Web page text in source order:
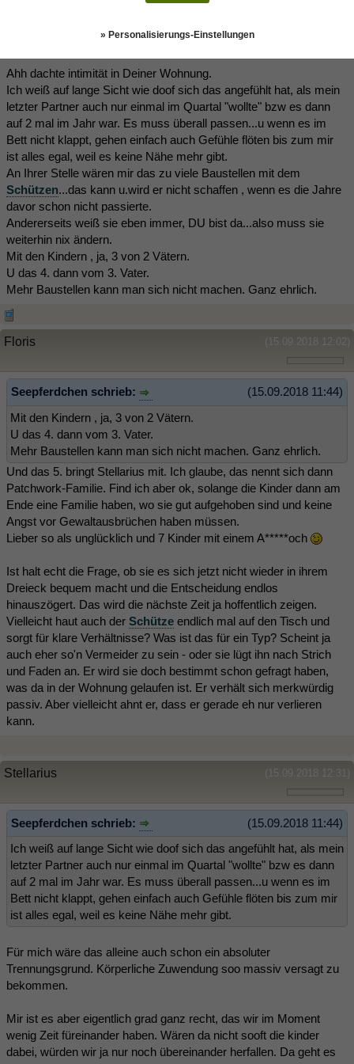
Ahh dachte intimität in Deiner Wohnung.
Ich weiß auf lange Sicht wie doof sich das angefühlt hat, als mein
letzter Partner auch nur einmal im Quartal "wollte" bzw es dann
auf 2 mal im Jahr war. Es muss überall passen...u wenn es im
Bett nicht klappt, gehen einfach auch Gefühle flöten bis zum mir
ist alles egal, weil es keine Nähe mehr gibt.
An Ihrer Stelle wären mir das zu viele Baustellen mit dem
Schützen...das kann u.wird er nicht schaffen , wenn es die Jahre
davor schon nicht passierte.
Andererseits weiß sie eben immer, DU bist da...also muss sie
weiterhin nix ändern.
Mit den Kindern , ja, 3 von 2 Vätern.
U das 4. dann vom 3. Vater.
Mehr Baustellen kann man sich nicht machen. Ganz ehrlich.
(15.09.2018 12:02)
Floris
(15.09.2018 11:44)
Seepferdchen schrieb:
Mit den Kindern , ja, 3 von 2 Vätern.
U das 4. dann vom 3. Vater.
Mehr Baustellen kann man sich nicht machen. Ganz ehrlich.
Und das 5. bringt Stellarius mit. Ich glaube, das nennt sich dann
Patchwork-Familie. Find ich aber ok, solange die Kinder dann am
Ende eine Familie haben, wo sie gut aufgehoben sind und keine
Angst vor Gewaltausbrüchen haben müssen.
Lieber so als unglücklich und 7 Kinder mit einem A*****och
Ist halt echt die Frage, ob sie es sich jetzt nicht wieder in ihrem
Dreieck bequem macht und die Entscheidung endlos
hinauszögert. Das wird die nächste Zeit ja hoffentlich zeigen.
Vielleicht haut auch der Schütze endlich mal auf den Tisch und
sorgt für klare Verhältnisse? Was ist das für ein Typ? Scheint ja
auch eher so'n Vermeider zu sein - oder sie lügt ihn nach Strich
und Faden an. Er wird sie doch bestimmt schon gefragt haben,
was da in der Wohnung gelaufen ist. Er verhält sich merkwürdig
passiv. Aber vielleicht ahnt er, dass er gerade eh nur verlieren
kann.
(15.09.2018 12:31)
Stellarius
(15.09.2018 11:44)
Seepferdchen schrieb:
Ich weiß auf lange Sicht wie doof sich das angefühlt hat, als mein
letzter Partner auch nur einmal im Quartal "wollte" bzw es dann
auf 2 mal im Jahr war. Es muss überall passen...u wenn es im
Bett nicht klappt, gehen einfach auch Gefühle flöten bis zum mir
ist alles egal, weil es keine Nähe mehr gibt.
Für mich wäre das alleine auch schon ein absoluter
Trennungsgrund. Körperliche Zuwendung soo massiv versagt zu
bekommen.
Mir ist es aber eigentlich grad ganz recht, das wir im Moment
wenig Zeit füreinander haben. Wären da nicht sooft die kinder
dabei, würden wir ja nur noch übereinander herfallen. Da geht es
» Personalisierungs-Einstellungen